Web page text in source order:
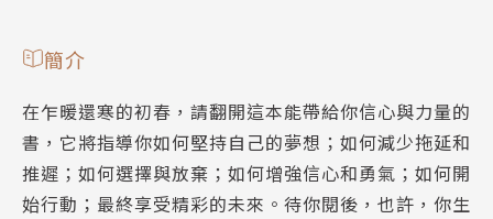
簡介
在乍暖還寒的初春，請翻開這本能帶給你信心與力量的
書，它將指導你如何堅持自己的夢想；如何減少拖延和
推遲；如何選擇與放棄；如何增強信心和勇氣；如何開
始行動；最終享受精彩的未來。待你閱後，也許，你生